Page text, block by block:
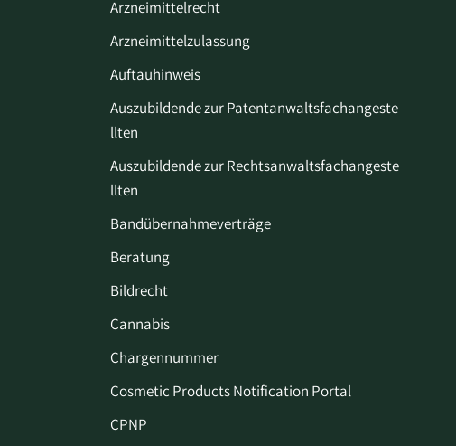
Arzneimittelrecht
Arzneimittelzulassung
Auftauhinweis
Auszubildende zur Patentanwaltsfachangeste
llten
Auszubildende zur Rechtsanwaltsfachangeste
llten
Bandübernahmeverträge
Beratung
Bildrecht
Cannabis
Chargennummer
Cosmetic Products Notification Portal
CPNP